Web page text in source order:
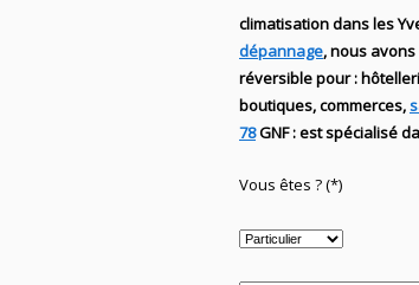
climatisation dans les
dépannage, nous
réversiblepour :
boutiques, commerces,
78GNF:estspécialisé
Vous êtes ? (*)